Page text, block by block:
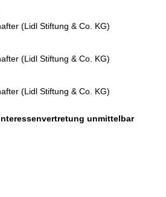
(Lidl Stiftung & Co. KG)
(Lidl Stiftung & Co. KG)
(Lidl Stiftung & Co. KG)
unmittelbar